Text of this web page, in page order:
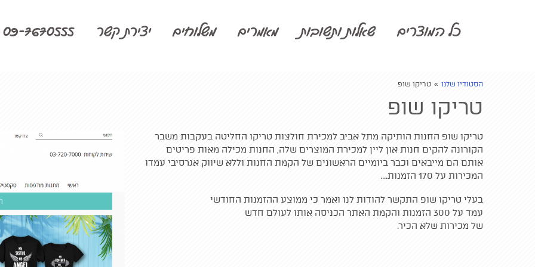
כל המוצרים שאלות ותשובות מאמרים משלוחים יצירת קשר 09-7670555
הסטודיו שלנו » טריקו שופ
טריקו שופ
טריקו שופ החנות הותיקה מתל אביב למכירת חולצות טריקו החליטה בעקבות משבר
הקורונה להקים חנות און ליין למכירת המוצרים שלה, החנות מכילה מאות פריטים
אותם הם מייבאים וכבר ביומיים הראשונים של הקמת החנות וללא שיווק אגרסיבי עמדו
המכירות על 170 הזמנות....
בעלי טריקו שופ התקשר להודות לנו ואמר כי ממוצע ההזמנות החודשי
עמד על 300 הזמנות והקמת האתר הכניסה אותו לעולם חדש
של מכירות שלא הכיר.